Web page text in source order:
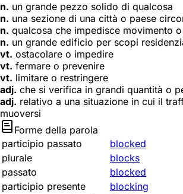
n. un grande pezzo solido di qualcosa
n. una sezione di una città o paese
n. qualcosa che impedisce movimento
n. un grande edificio per scopi
vt. ostacolare o impedire
vt. fermare o prevenire
vt. limitare o restringere
adj. che si verifica in grandi quantità o
adj. relativo a una situazione in cui il
muoversi
Forme della parola
participio passato
blocked
plurale
blocks
passato
blocked
participio presente
blocking